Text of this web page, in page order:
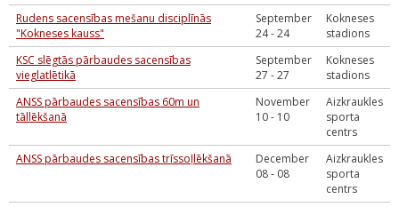
Rudens sacensības mešanu disciplīnās
"Kokneses kauss"
September
24 - 24
Kokneses
stadions
KSC slēgtās pārbaudes sacensības
vieglatlētikā
September
27 - 27
Kokneses
stadions
ANSS pārbaudes sacensības 60m un
tāllēkšanā
November
10 - 10
Aizkraukles
sporta
centrs
ANSS pārbaudes sacensības trīssoļlēkšanā
December
08 - 08
Aizkraukles
sporta
centrs